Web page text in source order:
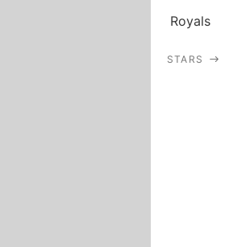
Royals
STARS